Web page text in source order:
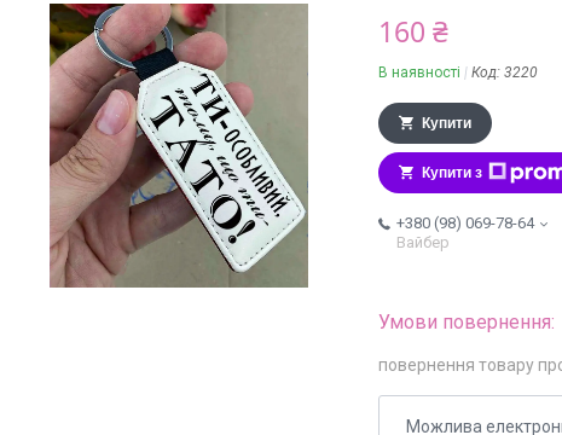
160 ₴
В наявності Код: 3220
Купити
Купити з
+380 (98) 069-78-64
Вайбер
повернення товару